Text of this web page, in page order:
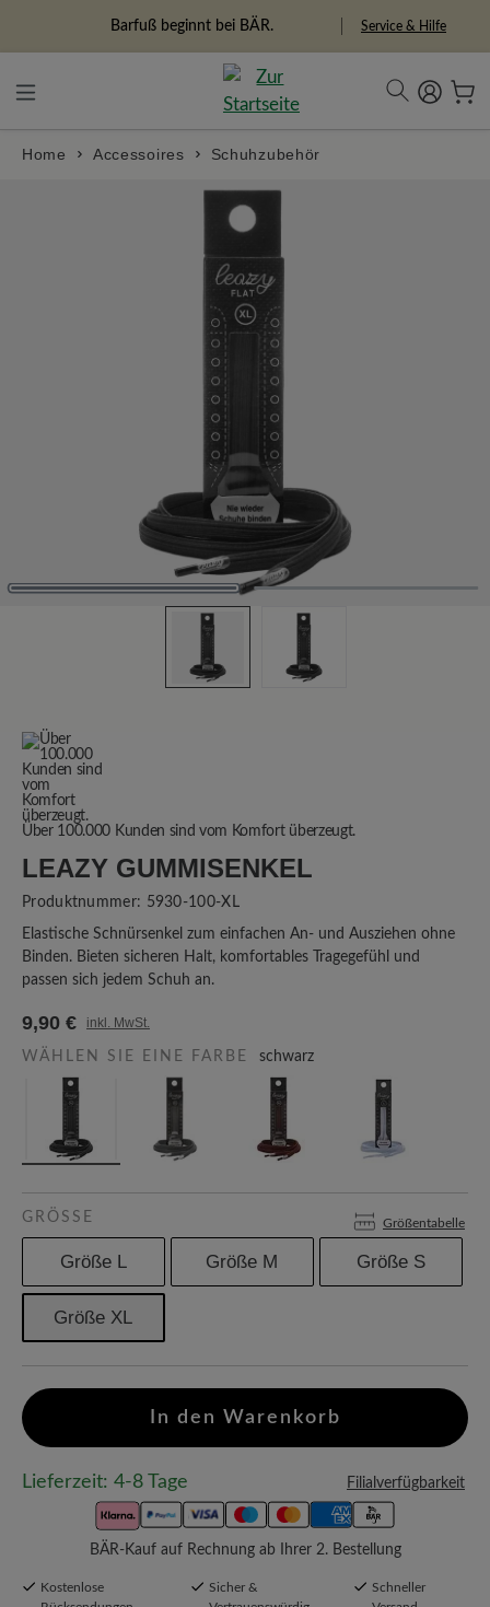
Barfuß beginnt bei BÄR. Service & Hilfe
Home Accessoires Schuhzubehör
Bildergalerie überspringen
Über 100.000 Kunden sind vom Komfort überzeugt.
LEAZY GUMMISENKEL
Produktnummer: 5930-100-XL
Elastische Schnürsenkel zum einfachen An- und Ausziehen ohne
Binden. Bieten sicheren Halt, komfortables Tragegefühl und
passen sich jedem Schuh an.
9,90 € inkl. MwSt.
WÄHLEN SIE EINE FARBE schwarz
GRÖSSE Größentabelle
Größe L Größe M Größe S
Größe XL
In den Warenkorb
Lieferzeit: 4-8 Tage Filialverfügbarkeit
BÄR-Kauf auf Rechnung ab Ihrer 2. Bestellung
Kostenlose
Sicher &
Schneller